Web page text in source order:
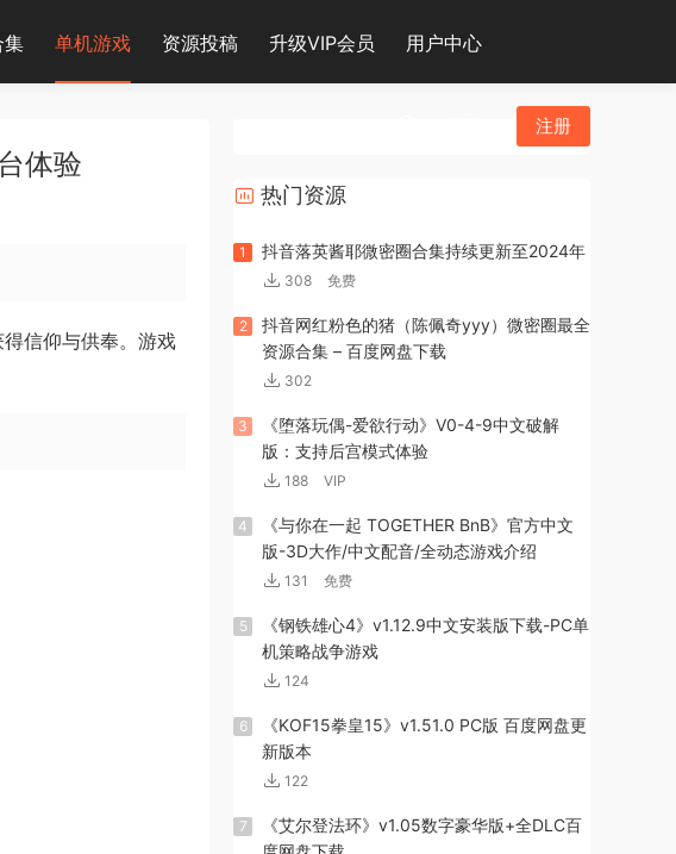
集 单机游戏 资源投稿 升级VIP会员 用户中心
注册
体验
信仰与供奉。游戏
热门资源
1 抖音落英酱耶微密圈合集持续更新至2024年
308 免费
2
抖音网红粉色的猪（陈佩奇yyy）微密圈最全
资源合集 – 百度网盘下载
302
3
《堕落玩偶-爱欲行动》V0-4-9中文破解
版：支持后宫模式体验
188 VIP
4
《与你在一起 TOGETHER BnB》官方中文
版-3D大作/中文配音/全动态游戏介绍
131 免费
5
《钢铁雄心4》v1.12.9中文安装版下载-PC单
机策略战争游戏
124
6
《KOF15拳皇15》v1.51.0 PC版 百度网盘更
新版本
122
7
《艾尔登法环》v1.05数字豪华版+全DLC百